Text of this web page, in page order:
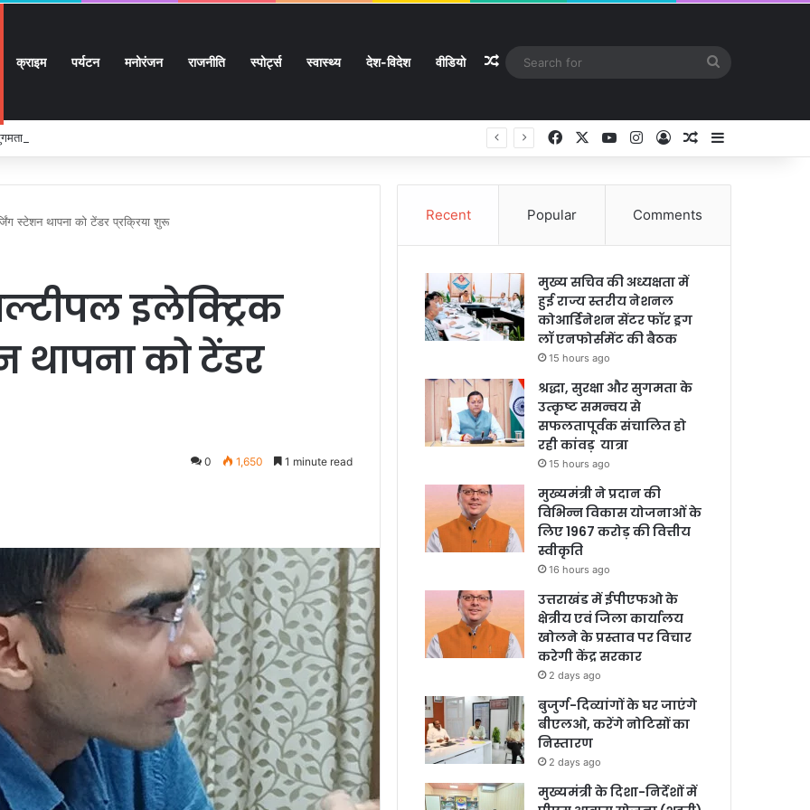
क्राइम पर्यटन मनोरंजन राजनीति स्पोर्ट्स स्वास्थ्य देश-विदेश वीडियो Random Article
के उत्कृष्ट समन्वय से सफलतापूर्वक संचालित हो रही कांवड़ यात्रा Facebook YouTubeInstagram
Log InRandom Article
स्टेशन थापना को टेंडर प्रक्रिया शुरू
इलेक्ट्रिक
थापना को टेंडर
0 1,650 1 minute read
Recent Popular Comments
मुख्य सचिव की अध्यक्षता में
हुई राज्य स्तरीय नेशनल
कोआर्डिनेशन सेंटर फॉर ड्रग
लॉ एनफोर्समेंट की बैठक
15 hours ago
श्रद्धा, सुरक्षा और सुगमता के
उत्कृष्ट समन्वय से
सफलतापूर्वक संचालित हो
रही कांवड़ यात्रा
15 hours ago
मुख्यमंत्री ने प्रदान की
विभिन्न विकास योजनाओं के
लिए 1967 करोड़ की वित्तीय
स्वीकृति
16 hours ago
उत्तराखंड में ईपीएफओ के
क्षेत्रीय एवं जिला कार्यालय
खोलने के प्रस्ताव पर विचार
करेगी केंद्र सरकार
2 days ago
बुजुर्ग-दिव्यांगों के घर जाएंगे
बीएलओ, करेंगे नोटिसों का
निस्तारण
2 days ago
मुख्यमंत्री के दिशा-निर्देशों में